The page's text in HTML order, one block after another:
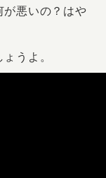
悪いの？はや
うよ。